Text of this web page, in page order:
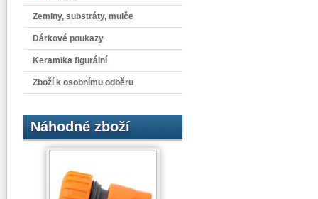
Zeminy, substráty, mulče
Dárkové poukazy
Keramika figurální
Zboží k osobnímu odběru
Náhodné zboží